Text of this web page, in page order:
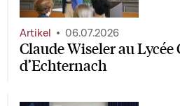
Claude Wiseler au Lycée
d’Echternach
Artikel 06.07.2026